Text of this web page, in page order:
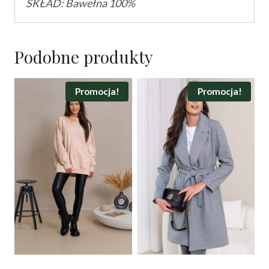
SKŁAD:Bawełna 100%
Podobne produkty
Promocja! Promocja!